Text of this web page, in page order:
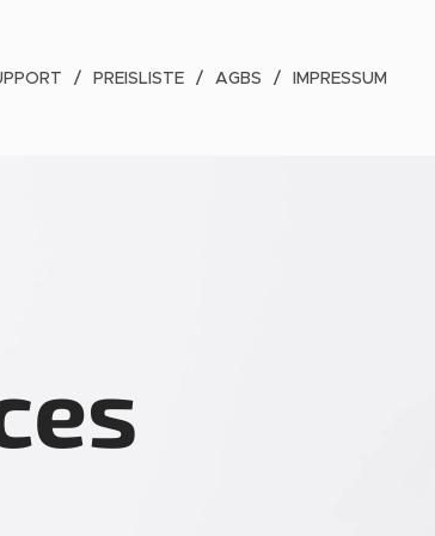
PREISLISTE AGBS IMPRESSUM